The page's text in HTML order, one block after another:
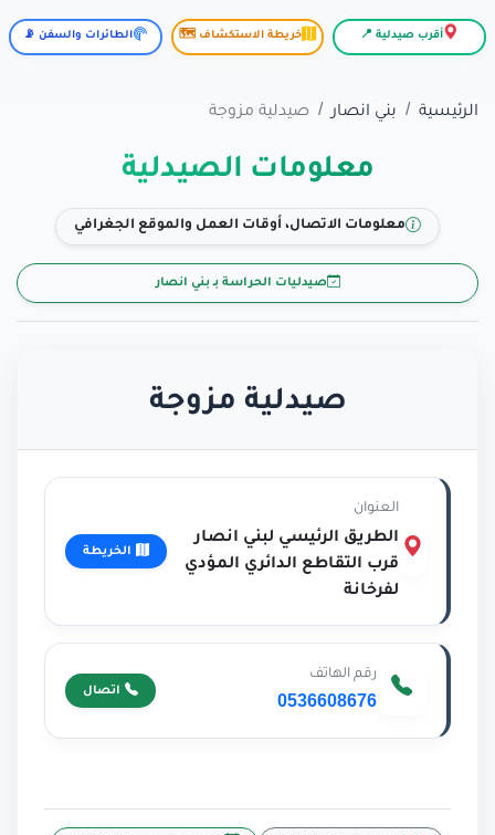
أقرب صيدلية 📍 خريطة الاستكشاف 🗺️ الطائرات والسفن 📡
الرئيسية بني انصار صيدلية مزوجة
معلومات الصيدلية
معلومات الاتصال، أوقات العمل والموقع الجغرافي
صيدليات الحراسة بـ بني انصار
صيدلية مزوجة
العنوان
الطريق الرئيسي لبني انصار
قرب التقاطع الدائري المؤدي
لفرخانة
الخريطة
رقم الهاتف
0536608676
اتصال